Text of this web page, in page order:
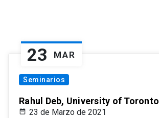
23 MAR
Seminarios
Rahul Deb, University of Toronto
23 de Marzo de 2021